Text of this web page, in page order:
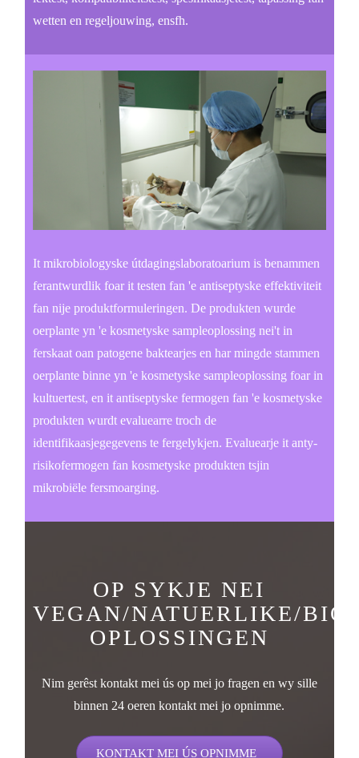
wetten en regeljouwing, ensfh.
It mikrobiologyske útdagingslaboratoarium is benammen
ferantwurdlik foar it testen fan 'e antiseptyske effektiviteit
fan nije produktformuleringen. De produkten wurde
oerplante yn 'e kosmetyske sampleoplossing nei't in
ferskaat oan patogene baktearjes en har mingde stammen
oerplante binne yn 'e kosmetyske sampleoplossing foar in
kultuertest, en it antiseptyske fermogen fan 'e kosmetyske
produkten wurdt evaluearre troch de
identifikaasjegegevens te fergelykjen. Evaluearje it anty-
risikofermogen fan kosmetyske produkten tsjin
mikrobiële fersmoarging.
OP SYKJE NEI
VEGAN/NATUERLIKE/
OPLOSSINGEN
Nim gerêst kontakt mei ús op mei jo fragen en wy sille
binnen 24 oeren kontakt mei jo opnimme.
KONTAKT MEI ÚS OPNIMME